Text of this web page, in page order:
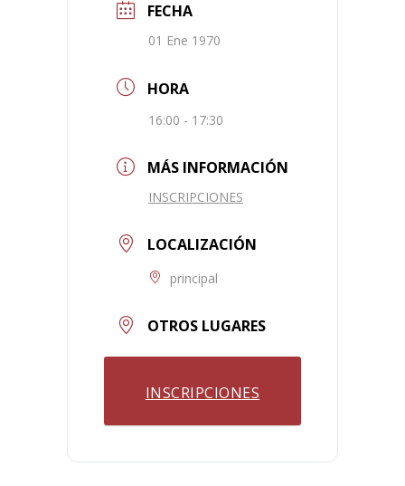
FECHA
01 Ene 1970
HORA
16:00 - 17:30
MÁS INFORMACIÓN
INSCRIPCIONES
LOCALIZACIÓN
principal
OTROS LUGARES
INSCRIPCIONES